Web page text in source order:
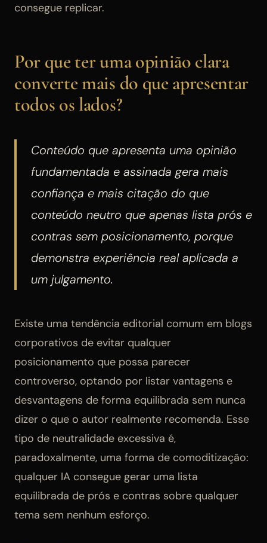
consegue replicar.
Por que ter uma opinião clara
converte mais do que apresentar
todos os lados?
Conteúdo que apresenta uma opinião
fundamentada e assinada gera mais
confiança e mais citação do que
conteúdo neutro que apenas lista prós e
contras sem posicionamento, porque
demonstra experiência real aplicada a
um julgamento.
Existe uma tendência editorial comum em blogs
corporativos de evitar qualquer
posicionamento que possa parecer
controverso, optando por listar vantagens e
desvantagens de forma equilibrada sem nunca
dizer o que o autor realmente recomenda. Esse
tipo de neutralidade excessiva é,
paradoxalmente, uma forma de comoditização:
qualquer IA consegue gerar uma lista
equilibrada de prós e contras sobre qualquer
tema sem nenhum esforço.